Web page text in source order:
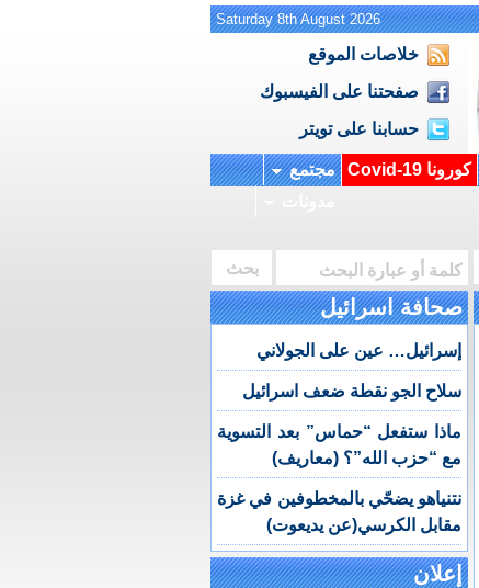
Saturday 8th August 2026
خلاصات الموقع
صفحتنا على الفيسبوك
حسابنا على تويتر
كورونا Covid-19
مجتمع
صحافة اسرائيل
إسرائيل… عين على الجولاني
سلاح الجو نقطة ضعف اسرائيل
ماذا ستفعل “حماس” بعد التسوية
مع “حزب الله”؟ (معاريف)
نتنياهو يضحّي بالمخطوفين في غزة
مقابل الكرسي(عن يديعوت)
إعلان